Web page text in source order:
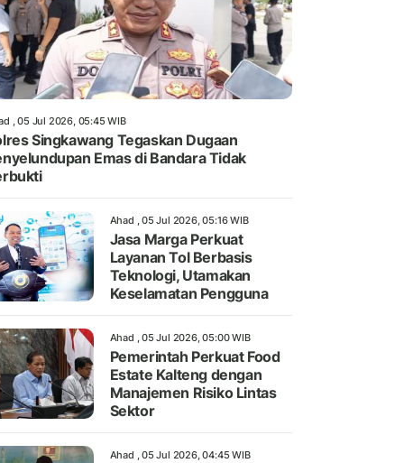
, 05 Jul 2026, 05:45 WIB
Singkawang Tegaskan Dugaan
Emas di Bandara Tidak
Ahad , 05 Jul 2026, 05:16 WIB
Jasa Marga Perkuat
Layanan Tol Berbasis
Teknologi, Utamakan
Keselamatan Pengguna
Ahad , 05 Jul 2026, 05:00 WIB
Pemerintah Perkuat Food
Estate Kalteng dengan
Manajemen Risiko Lintas
Sektor
Ahad , 05 Jul 2026, 04:45 WIB